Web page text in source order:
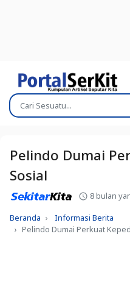
Pelindo Dumai
Sosial
8 bulan
Beranda
Informasi Berita
Pelindo Dumai Perkuat